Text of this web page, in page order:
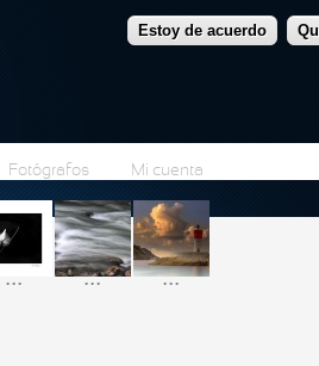
Estoy de acuerdo
Fotógrafos Mi cuenta
... ... ...